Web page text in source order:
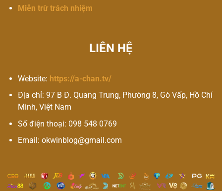
Miễn trừ trách nhiệm
LIÊN HỆ
Website: https://a-chan.tv/
Địa chỉ: 97 B Đ. Quang Trung, Phường 8, Gò Vấp, Hồ Chí
Minh, Việt Nam
Số điện thoại: 098 548 0769
Email: okwinblog@gmail.com